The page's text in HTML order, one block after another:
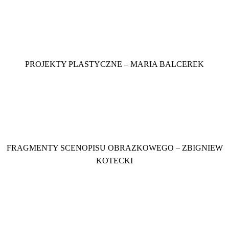
PROJEKTY PLASTYCZNE – MARIA BALCEREK
FRAGMENTY SCENOPISU OBRAZKOWEGO – ZBIGNIEW
KOTECKI